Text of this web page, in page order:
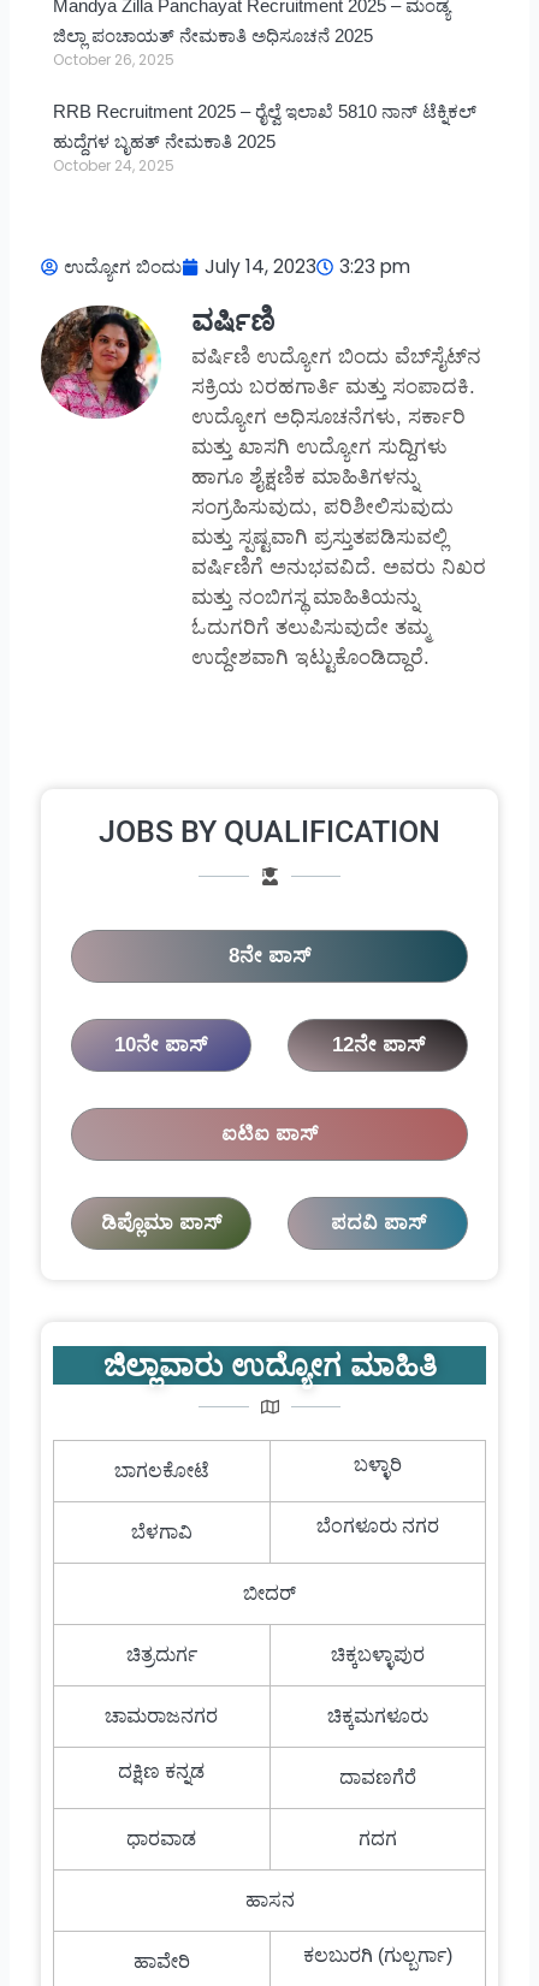
Mandya Zilla Panchayat Recruitment 2025 – ಮಂಡ್ಯ
ಜಿಲ್ಲಾ ಪಂಚಾಯತ್ ನೇಮಕಾತಿ ಅಧಿಸೂಚನೆ 2025
October 26, 2025
RRB Recruitment 2025 – ರೈಲ್ವೆ ಇಲಾಖೆ 5810 ನಾನ್ ಟೆಕ್ನಿಕಲ್
ಹುದ್ದೆಗಳ ಬೃಹತ್ ನೇಮಕಾತಿ 2025
October 24, 2025
ಉದ್ಯೋಗ ಬಿಂದು July 14, 2023 3:23 pm
ವರ್ಷಿಣಿ
ವರ್ಷಿಣಿ ಉದ್ಯೋಗ ಬಿಂದು ವೆಬ್‌ಸೈಟ್‌ನ
ಸಕ್ರಿಯ ಬರಹಗಾರ್ತಿ ಮತ್ತು ಸಂಪಾದಕಿ.
ಉದ್ಯೋಗ ಅಧಿಸೂಚನೆಗಳು, ಸರ್ಕಾರಿ
ಮತ್ತು ಖಾಸಗಿ ಉದ್ಯೋಗ ಸುದ್ದಿಗಳು
ಹಾಗೂ ಶೈಕ್ಷಣಿಕ ಮಾಹಿತಿಗಳನ್ನು
ಸಂಗ್ರಹಿಸುವುದು, ಪರಿಶೀಲಿಸುವುದು
ಮತ್ತು ಸ್ಪಷ್ಟವಾಗಿ ಪ್ರಸ್ತುತಪಡಿಸುವಲ್ಲಿ
ವರ್ಷಿಣಿಗೆ ಅನುಭವವಿದೆ. ಅವರು ನಿಖರ
ಮತ್ತು ನಂಬಿಗಸ್ಥ ಮಾಹಿತಿಯನ್ನು
ಓದುಗರಿಗೆ ತಲುಪಿಸುವುದೇ ತಮ್ಮ
ಉದ್ದೇಶವಾಗಿ ಇಟ್ಟುಕೊಂಡಿದ್ದಾರೆ.
JOBS BY QUALIFICATION
8ನೇ ಪಾಸ್
10ನೇ ಪಾಸ್ 12ನೇ ಪಾಸ್
ಐಟಿಐ ಪಾಸ್
ಡಿಪ್ಲೊಮಾ ಪಾಸ್ ಪದವಿ ಪಾಸ್
ಜಿಲ್ಲಾವಾರು ಉದ್ಯೋಗ ಮಾಹಿತಿ
ಬಾಗಲಕೋಟೆ ಬಳ್ಳಾರಿ
ಬೆಳಗಾವಿ ಬೆಂಗಳೂರು ನಗರ
ಬೀದರ್
ಚಿತ್ರದುರ್ಗ ಚಿಕ್ಕಬಳ್ಳಾಪುರ
ಚಾಮರಾಜನಗರ ಚಿಕ್ಕಮಗಳೂರು
ದಕ್ಷಿಣ ಕನ್ನಡ ದಾವಣಗೆರೆ
ಧಾರವಾಡ ಗದಗ
ಹಾಸನ
ಹಾವೇರಿ ಕಲಬುರಗಿ (ಗುಲ್ಬರ್ಗಾ)